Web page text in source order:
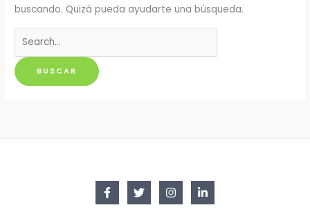
buscando. Quizá pueda ayudarte una búsqueda.
Buscar
por: